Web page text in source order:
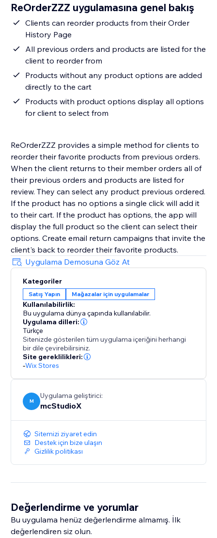
ReOrderZZZ uygulamasına genel bakış
Clients can reorder products from their Order
History Page
All previous orders and products are listed for the
client to reorder from
Products without any product options are added
directly to the cart
Products with product options display all options
for client to select from
ReOrderZZZ provides a simple method for clients to
reorder their favorite products from previous orders.
When the client returns to their member orders all of
their previous orders and products are listed for
review. They can select any product previous ordered.
If the product has no options a single click will add it
to their cart. If the product has options, the app will
display the full product so the client can select their
options. Create email return campaigns that invite the
client's back to reorder their favorite products.
Uygulama Demosuna Göz At
Kategoriler
Satış Yapın Mağazalar için uygulamalar
Kullanılabilirlik:
Bu uygulama dünya çapında kullanılabilir.
Uygulama dilleri:
Türkçe
Sitenizde gösterilen tüm uygulama içeriğini herhangi
bir dile çevirebilirsiniz.
Site gereklilikleri:
-Wix Stores
M
Uygulama geliştirici:
mcStudioX
Sitemizi ziyaret edin
Destek için bize ulaşın
Gizlilik politikası
Değerlendirme ve yorumlar
Bu uygulama henüz değerlendirme almamış. İlk
değerlendiren siz olun.